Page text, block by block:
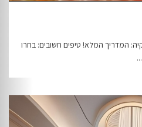
המדריך המלא! טיפים חשובים: בחרו